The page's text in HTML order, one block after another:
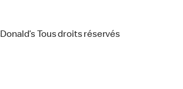
Tous droits réservés